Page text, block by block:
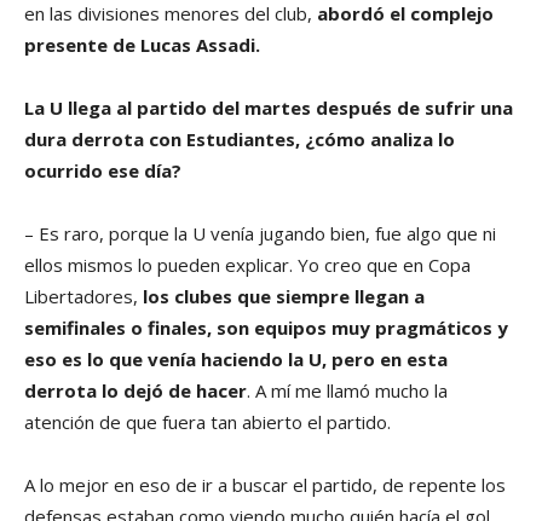
en las divisiones menores del club, abordó el complejo
presente de Lucas Assadi.
La U llega al partido del martes después de sufrir una
dura derrota con Estudiantes, ¿cómo analiza lo
ocurrido ese día?
– Es raro, porque la U venía jugando bien, fue algo que ni
ellos mismos lo pueden explicar. Yo creo que en Copa
Libertadores, los clubes que siempre llegan a
semifinales o finales, son equipos muy pragmáticos y
eso es lo que venía haciendo la U, pero en esta
derrota lo dejó de hacer. A mí me llamó mucho la
atención de que fuera tan abierto el partido.
A lo mejor en eso de ir a buscar el partido, de repente los
defensas estaban como viendo mucho quién hacía el gol